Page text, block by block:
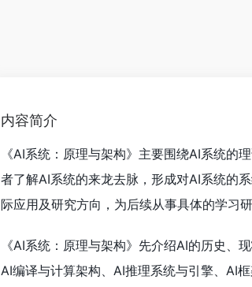
内容简介
《AI系统：原理与架构》主要围绕AI系统的
者了解AI系统的来龙去脉，形成对AI系统的
际应用及研究方向，为后续从事具体的学习
《AI系统：原理与架构》先介绍AI的历史、
AI编译与计算架构、AI推理系统与引擎、AI